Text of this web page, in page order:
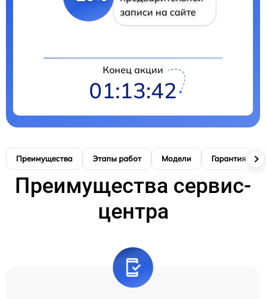
записи на сайте
Конец акции
01:13:42
Преимущества Этапы работ Модели Гарантия
Преимущества сервис-
центра